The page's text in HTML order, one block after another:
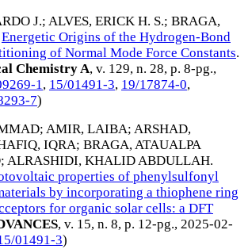
J.; ALVES, ERICK H. S.; BRAGA,
Energetic Origins of the Hydrogen-Bond
of Normal Mode Force Constants.
Chemistry A, v. 129, n. 28, p. 8-pg.,
1 , 15/01491-3, 19/17874-0,
7)
; AMIR, LAIBA; ARSHAD,
IQRA; BRAGA, ATAUALPA
; ALRASHIDI, KHALID ABDULLAH.
properties of phenylsulfonyl
by incorporating a thiophene ring
for organic solar cells: a DFT
, v. 15, n. 8, p. 12-pg., 2025-02-
01491-3)